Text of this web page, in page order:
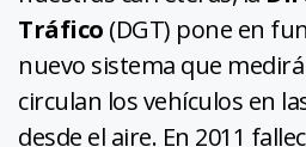
Tráfico (DGT) pone en
nuevo sistema que
circulan los vehículos en
desde el aire. En 2011